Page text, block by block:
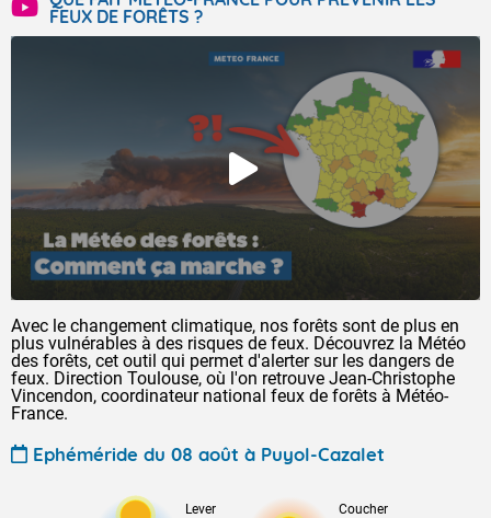
FEUX DE FORÊTS ?
Avec le changement climatique, nos forêts sont de plus en
plus vulnérables à des risques de feux. Découvrez la Météo
des forêts, cet outil qui permet d'alerter sur les dangers de
feux. Direction Toulouse, où l'on retrouve Jean-Christophe
Vincendon, coordinateur national feux de forêts à Météo-
France.
Ephéméride du 08 août à Puyol-Cazalet
Lever Coucher